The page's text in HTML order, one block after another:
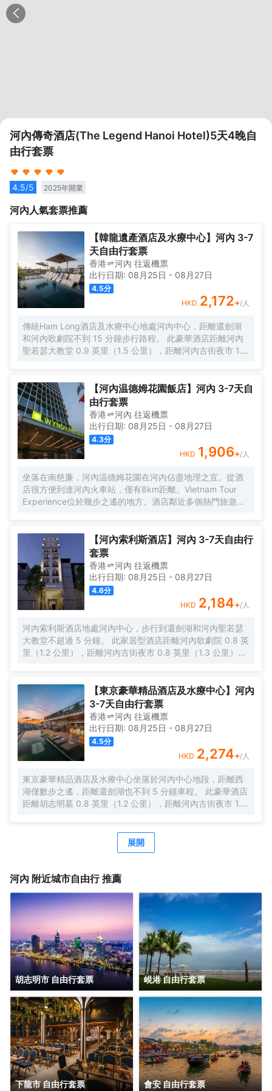
河內傳奇酒店(The Legend Hanoi Hotel)5天4晚自
由行套票
4.5/5 2025年開業
河內人氣套票推薦
【韓龍遺產酒店及水療中心】河內 3-7
天自由行套票
香港 河內 往返機票
出行日期: 08月25日 - 08月27日
4.5分
HKD 2,172+/人
傳統Ham Long酒店及水療中心地處河內中心，距離還劍湖
和河內歌劇院不到 15 分鐘步行路程。 此豪華酒店距離河內
聖若瑟大教堂 0.9 英里（1.5 公里），距離河內古街夜市 1.1
施。此酒店還提供免費 WiFi、禮賓服務和接待大廳。
【河內温德姆花園飯店】河內 3-7天自
由行套票
香港 河內 往返機票
出行日期: 08月25日 - 08月27日
4.3分
HKD 1,906+/人
坐落在南慈廉，河內温德姆花園在河內佔盡地理之宜。從酒
店很方便到達河內火車站，僅有8km距離。Vietnam Tour
Experience位於幾步之遙的地方。酒店鄰近多個熱門旅遊景
【河內索利斯酒店】河內 3-7天自由行
套票
香港 河內 往返機票
出行日期: 08月25日 - 08月27日
4.6分
HKD 2,184+/人
河內索利斯酒店地處河內中心，步行到還劍湖和河內聖若瑟
大教堂不超過 5 分鐘。 此家居型酒店距離河內歌劇院 0.8 英
里（1.2 公里），距離河內古街夜市 0.8 英里（1.3 公里）。
飪課、室內游泳池和蒸汽浴室。此酒店還提供免費 WiFi、禮
賓服務和禮品店/報攤。您可以去Solis Restaurant餐廳享用
美味的亞洲菜，從這裏可欣賞到花園景色。您也可以去咖啡
館品味點心。
【東京豪華精品酒店及水療中心】河內
3-7天自由行套票
香港 河內 往返機票
出行日期: 08月25日 - 08月27日
4.5分
HKD 2,274+/人
東京豪華精品酒店及水療中心坐落於河內中心地段，距離西
湖僅數步之遙，距離還劍湖也不到 5 分鐘車程。 此豪華酒店
距離胡志明墓 0.8 英里（1.2 公里），距離河內古街夜市 1.3
游泳池和健身中心。此藝術裝飾風格酒店的其他服務和設施
包括免費 WiFi、禮賓服務和現場救生員。 您可以到餐廳享用
務。
展開
河內 附近城市自由行 推薦
胡志明市 自由行套票 峴港 自由行套票
下龍市 自由行套票 會安 自由行套票